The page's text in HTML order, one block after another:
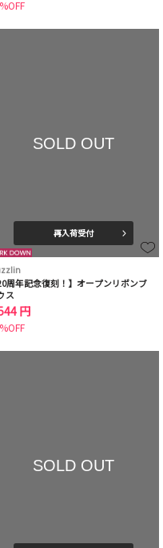
SOLD OUT
再入荷受付
20周年記念復刻！】オープンリボンブ
ス
円
SOLD OUT